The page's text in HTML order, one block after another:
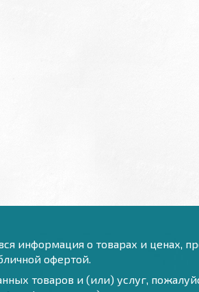
информация о товарах и ценах,
офертой.
товаров и (или) услуг,